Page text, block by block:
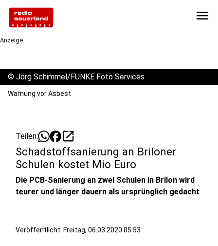
menu
Anzeige
© Jörg Schimmel/FUNKE Foto Services
Warnung vor Asbest
Teilen: open_in_new
Schadstoffsanierung an Briloner
Schulen kostet Mio Euro
Die PCB-Sanierung an zwei Schulen in Brilon wird
teurer und länger dauern als ursprünglich gedacht
Veröffentlicht: Freitag, 06.03.2020 05:53